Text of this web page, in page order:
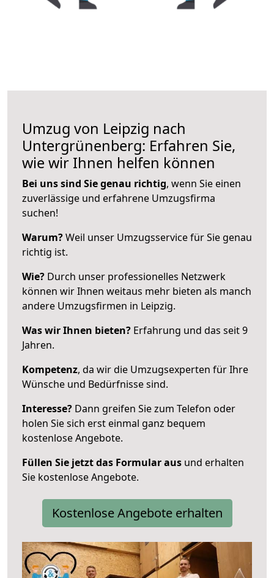
Umzug von Leipzig nach
Untergrünenberg: Erfahren Sie,
wie wir Ihnen helfen können
Bei uns sind Sie genau richtig, wenn Sie einen
zuverlässige und erfahrene Umzugsfirma
suchen!
Warum?Weil unser Umzugsservice für Sie genau
richtig ist.
Wie? Durch unser professionelles Netzwerk
können wir Ihnen weitaus mehr bieten als manch
andere Umzugsfirmen in Leipzig.
Was wir Ihnen bieten? Erfahrung und das seit 9
Jahren.
Kompetenz, da wir die Umzugsexperten für Ihre
Wünsche und Bedürfnisse sind.
Interesse? Dann greifen Sie zum Telefon oder
holen Sie sich erst einmal ganz bequem
kostenlose Angebote.
Füllen Sie jetzt das Formular aus und erhalten
Sie kostenlose Angebote.
Kostenlose Angebote erhalten